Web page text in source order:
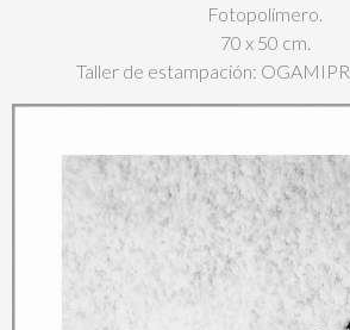
Fotopolímero.
70 x 50 cm.
Taller de estampación: